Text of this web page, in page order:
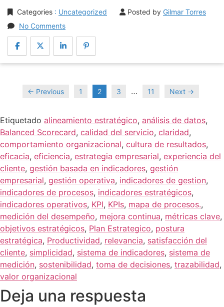
Categories : Uncategorized Posted by Gilmar Torres
No Comments
← Previous 1 2 3 … 11 Next →
Etiquetado alineamiento estratégico, análisis de datos,
Balanced Scorecard, calidad del servicio, claridad,
comportamiento organizacional, cultura de resultados,
eficacia, eficiencia, estrategia empresarial, experiencia del
cliente, gestión basada en indicadores, gestión
empresarial, gestión operativa, indicadores de gestion,
indicadores de procesos, indicadores estratégicos,
indicadores operativos, KPI, KPIs, mapa de procesos.,
medición del desempeño, mejora continua, métricas clave,
objetivos estratégicos, Plan Estrategico, postura
estratégica, Productividad, relevancia, satisfacción del
cliente, simplicidad, sistema de indicadores, sistema de
medición, sostenibilidad, toma de decisiones, trazabilidad,
valor organizacional
Deja una respuesta